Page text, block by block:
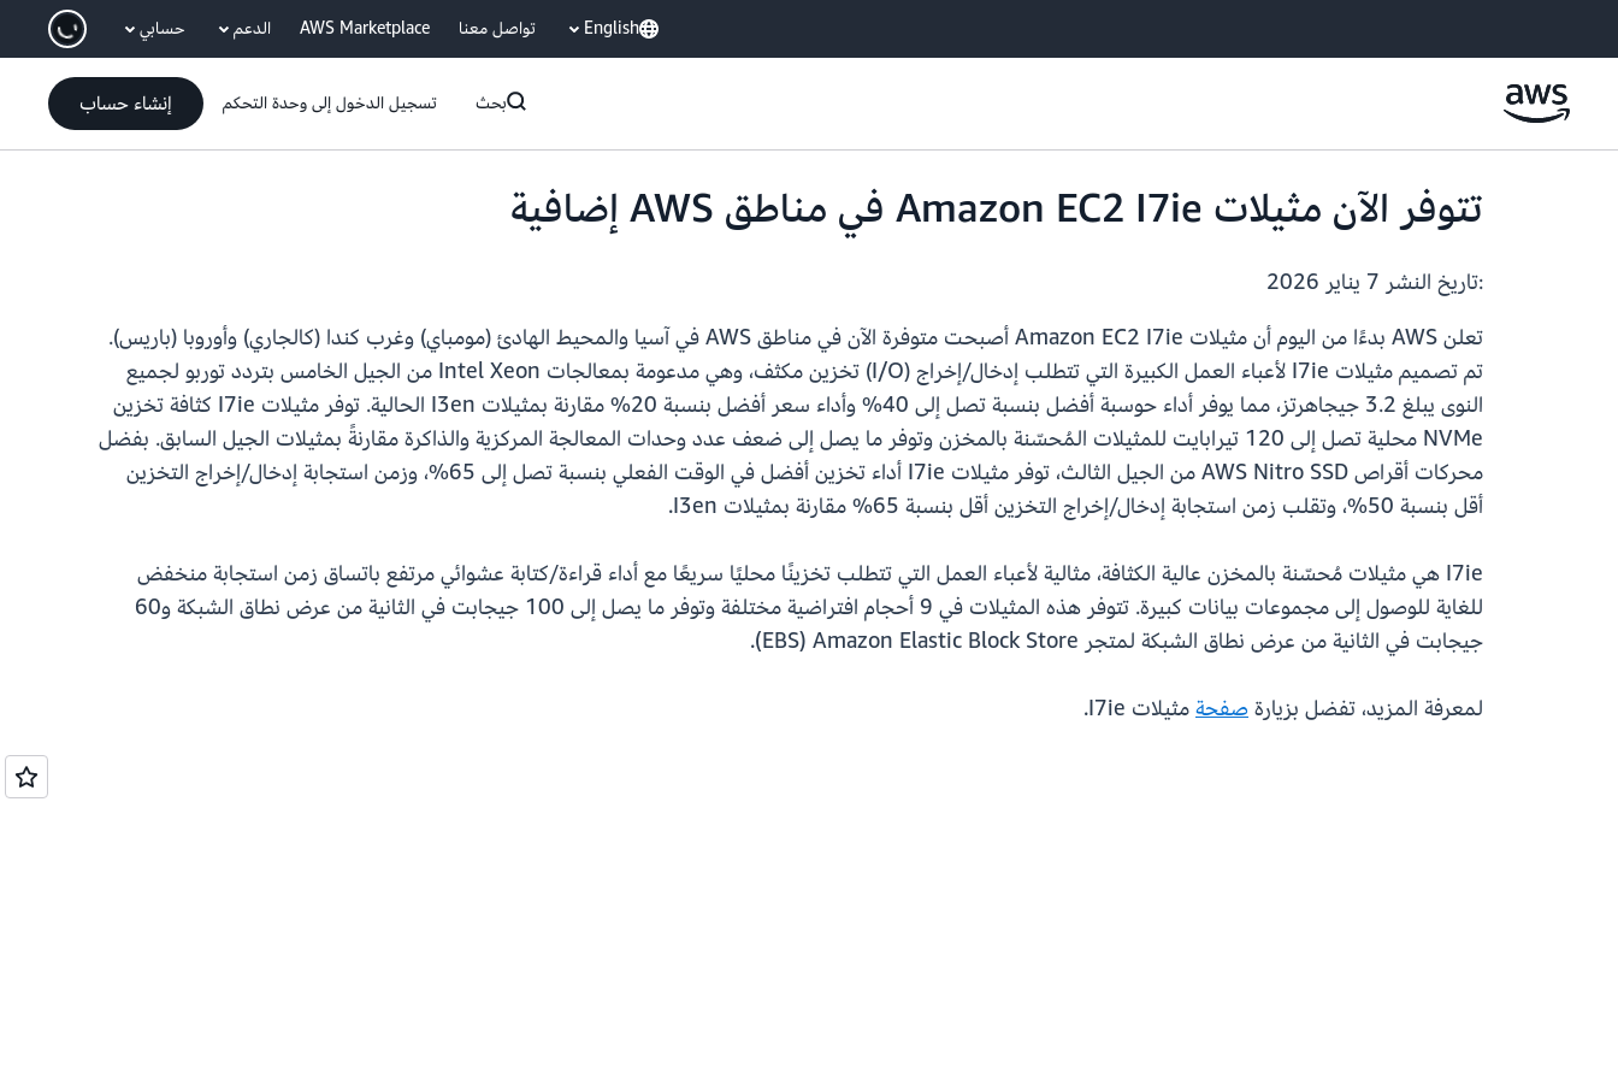
انتقل إلى المحتوى الرئيسي English تواصل معنا AWS Marketplace الدعم حسابي
بحث تسجيل الدخول إلى وحدة التحكم إنشاء حساب
تتوفر الآن مثيلات Amazon EC2 I7ie في مناطق AWS إضافية
:تاريخ النشر
تعلن AWS بدءًا من اليوم أن مثيلات Amazon EC2 I7ie أصبحت متوفرة الآن في مناطق AWS في آسيا والمحيط الهادئ (مومباي) وغرب كندا (كالجاري) وأوروبا (باريس).
تم تصميم مثيلات I7ie لأعباء العمل الكبيرة التي تتطلب إدخال/إخراج (I/O) تخزين مكثف، وهي مدعومة بمعالجات Intel Xeon من الجيل الخامس بتردد توربو لجميع
النوى يبلغ 3.2 جيجاهرتز، مما يوفر أداء حوسبة أفضل بنسبة تصل إلى 40% وأداء سعر أفضل بنسبة 20% مقارنة بمثيلات I3en الحالية. توفر مثيلات I7ie كثافة تخزين
NVMe محلية تصل إلى 120 تيرابايت للمثيلات المُحسّنة بالمخزن وتوفر ما يصل إلى ضعف عدد وحدات المعالجة المركزية والذاكرة مقارنةً بمثيلات الجيل السابق. بفضل
محركات أقراص AWS Nitro SSD من الجيل الثالث، توفر مثيلات I7ie أداء تخزين أفضل في الوقت الفعلي بنسبة تصل إلى 65%، وزمن استجابة إدخال/إخراج التخزين
أقل بنسبة 50%، وتقلب زمن استجابة إدخال/إخراج التخزين أقل بنسبة 65% مقارنة بمثيلات I3en.
I7ie هي مثيلات مُحسّنة بالمخزن عالية الكثافة، مثالية لأعباء العمل التي تتطلب تخزينًا محليًا سريعًا مع أداء قراءة/كتابة عشوائي مرتفع باتساق زمن استجابة منخفض
للغاية للوصول إلى مجموعات بيانات كبيرة. تتوفر هذه المثيلات في 9 أحجام افتراضية مختلفة وتوفر ما يصل إلى 100 جيجابت في الثانية من عرض نطاق الشبكة و60
جيجابت في الثانية من عرض نطاق الشبكة لمتجر Amazon Elastic Block Store ‏(EBS).
لمعرفة المزيد، تفضل بزيارةصفحةمثيلات I7ie.